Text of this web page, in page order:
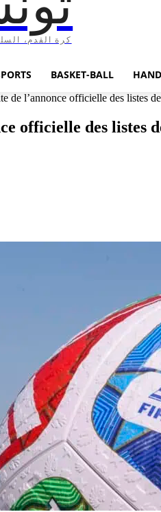
كرة القدم،
BASKET-BALL
de l’annonce officielle des listes
officielle des listes